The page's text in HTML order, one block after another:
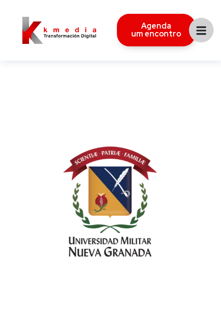
Agenda
um encontro